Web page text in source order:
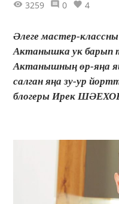
3259 0 4
Әлеге мастер-
Актанышка ук барып
Актанышның өр-яңа
салган яңа зу-ур
блогеры Ирек